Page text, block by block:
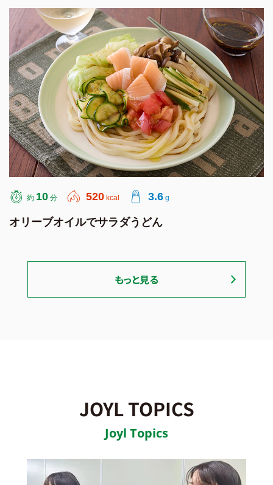
約 10 分 520 kcal 3.6 g
オリーブオイルでサラダうどん
もっと見る
JOYL TOPICS
Joyl Topics